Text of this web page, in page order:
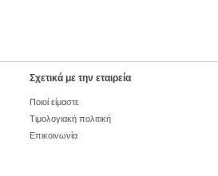
Σχετικά με την εταιρεία
Ποιοί είμαστε
Τιμολογιακή πολιτική
Επικοινωνία